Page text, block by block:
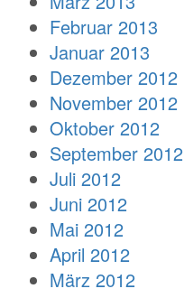
Februar 2013
Januar 2013
Dezember 2012
November 2012
Oktober 2012
September 2012
Juli 2012
Juni 2012
Mai 2012
April 2012
März 2012